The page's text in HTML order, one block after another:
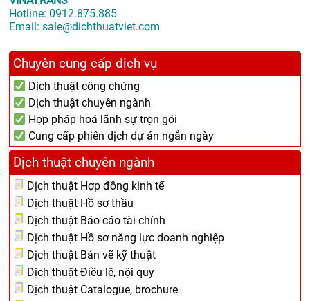
Hotline: 0912.875.885
Email: sale@dichthuatviet.com
Chuyên cung cấp dịch vụ
Dịch thuật công chứng
Dịch thuật chuyên ngành
Hợp pháp hoá lãnh sự trọn gói
Cung cấp phiên dịch dự án ngắn ngày
Dịch thuật chuyên ngành
Dịch thuật Hợp đồng kinh tế
Dịch thuật Hồ sơ thầu
Dịch thuật Báo cáo tài chính
Dịch thuật Hồ sơ năng lực doanh nghiệp
Dịch thuật Bản vẽ kỹ thuật
Dịch thuật Điều lệ, nội quy
Dịch thuật Catalogue, brochure